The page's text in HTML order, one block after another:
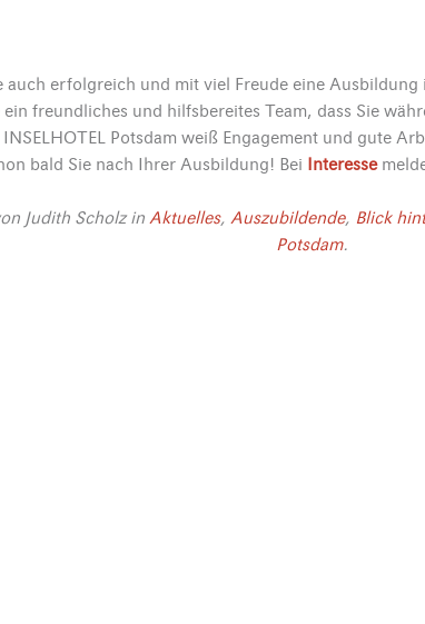
auch erfolgreich und mit viel Freude eine Ausbildung
freundliches und hilfsbereites Team, dass Sie
Potsdam weiß Engagement und gute
bald Sie nach Ihrer Ausbildung! Bei Interesse
Judith Scholzin Aktuelles, Auszubildende, Blick
Potsdam.